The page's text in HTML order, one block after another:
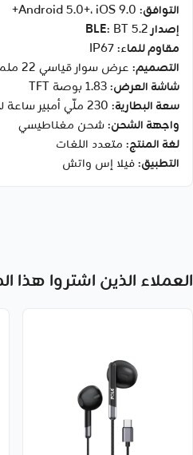
التوافق: Android 5.0+، iOS 9.0+
إصدار BLE: BT 5.2
مقاوم للماء: IP67
التصميم: عرض سوار قياسي 22 ملم (مستنتج من الصور)
شاشة العرض: 1.83 بوصة TFT
سعة البطارية: 230 ملّي أمبير ساعة ليثيوم-بوليمر (وقت شحن 2.5 ساعة)
واجهة الشحن: شحن مغناطيسي
لغة المنتج: متعدد اللغات
التطبيق: فيلا إس واتش
العملاء الذين اشتروا هذا